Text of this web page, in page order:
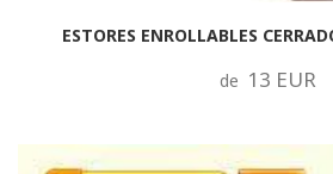
ESTORES ENROLLABLES
de 13 EUR